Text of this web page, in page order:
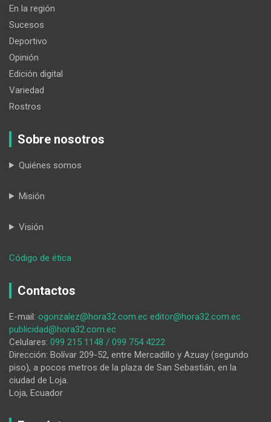
En la región
Sucesos
Deportivo
Opinión
Edición digital
Variedad
Rostros
Sobre nosotros
Quiénes somos
Misión
Visión
Código de ética
Contactos
E-mail: ogonzalez@hora32.com.ec editor@hora32.com.ec
publicidad@hora32.com.ec
Celulares: 099 215 1148 / 099 754 4222
Dirección: Bolívar 209-52, entre Mercadillo y Azuay (segundo
piso), a pocos metros de la plaza de San Sebastián, en la
ciudad de Loja.
Loja, Ecuador